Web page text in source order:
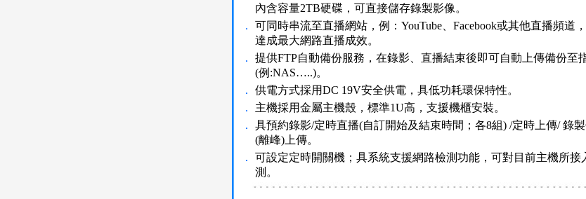
內含容量2TB硬碟，可直接儲存錄製影像。
．
可同時串流至直播網站，例：YouTube、Facebook或其他直播頻道
達成最大網路直播成效。
．
提供FTP自動備份服務，在錄影、直播結束後即可自動上傳備份至
(例:NAS…..)。
．
供電方式採用DC 19V安全供電，具低功耗環保特性。
．
主機採用金屬主機殼，標準1U高，支援機櫃安裝。
．
具預約錄影/定時直播(自訂開始及結束時間；各8組) /定時上傳/ 錄
(離峰)上傳。
．
可設定定時開關機；具系統支援網路檢測功能，可對目前主機所接
測。